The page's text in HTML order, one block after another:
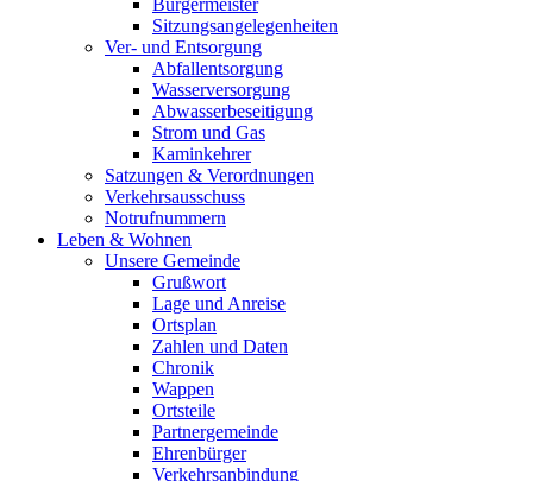
Bürgermeister
Sitzungsangelegenheiten
Ver- und Entsorgung
Abfallentsorgung
Wasserversorgung
Abwasserbeseitigung
Strom und Gas
Kaminkehrer
Satzungen & Verordnungen
Verkehrsausschuss
Notrufnummern
Leben & Wohnen
Unsere Gemeinde
Grußwort
Lage und Anreise
Ortsplan
Zahlen und Daten
Chronik
Wappen
Ortsteile
Partnergemeinde
Ehrenbürger
Verkehrsanbindung